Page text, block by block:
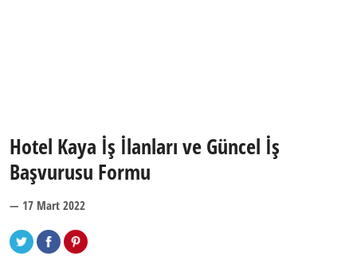
Hotel Kaya İş İlanları ve Güncel İş
Başvurusu Formu
— 17 Mart 2022